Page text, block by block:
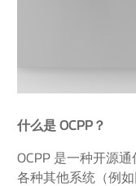
什么是 OCPP？
OCPP 是一种开源
各种其他系统（例